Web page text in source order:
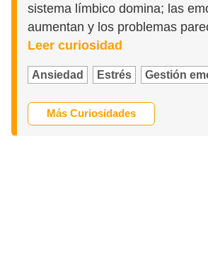
sistema límbico domina; las
aumentan y los problemas
Leer curiosidad
Ansiedad Estrés Gestión
Más Curiosidades